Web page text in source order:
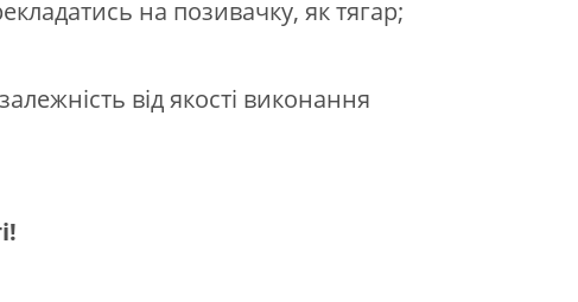
на позивачку, як тягар;
від якості виконання